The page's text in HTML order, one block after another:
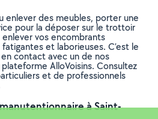
enlever des meubles, porter une
pour la déposer sur le trottoir
vos encombrants
et laborieuses. C’est le
contact avec un de nos
AlloVoisins. Consultez
et de professionnels
à Saint-